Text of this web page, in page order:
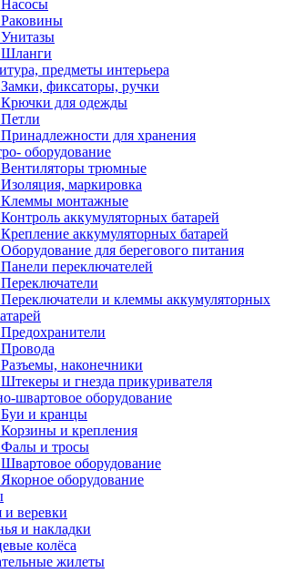
предметы интерьера
фиксаторы, ручки
для одежды
для хранения
оборудование
трюмные
маркировка
монтажные
аккумуляторных батарей
аккумуляторных батарей
для берегового питания
переключателей
и клеммы аккумуляторных
наконечники
и гнезда прикуривателя
швартовое оборудование
и кранцы
и крепления
и тросы
оборудование
оборудование
и веревки
и накладки
колёса
жилеты